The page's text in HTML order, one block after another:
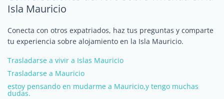
Isla Mauricio
Conecta con otros expatriados, haz tus preguntas y comparte
tu experiencia sobre alojamiento en la Isla Mauricio.
Trasladarse a vivir a Islas Mauricio
Trasladarse a Mauricio
estoy pensando en mudarme a Mauricio,y tengo muchas
dudas.